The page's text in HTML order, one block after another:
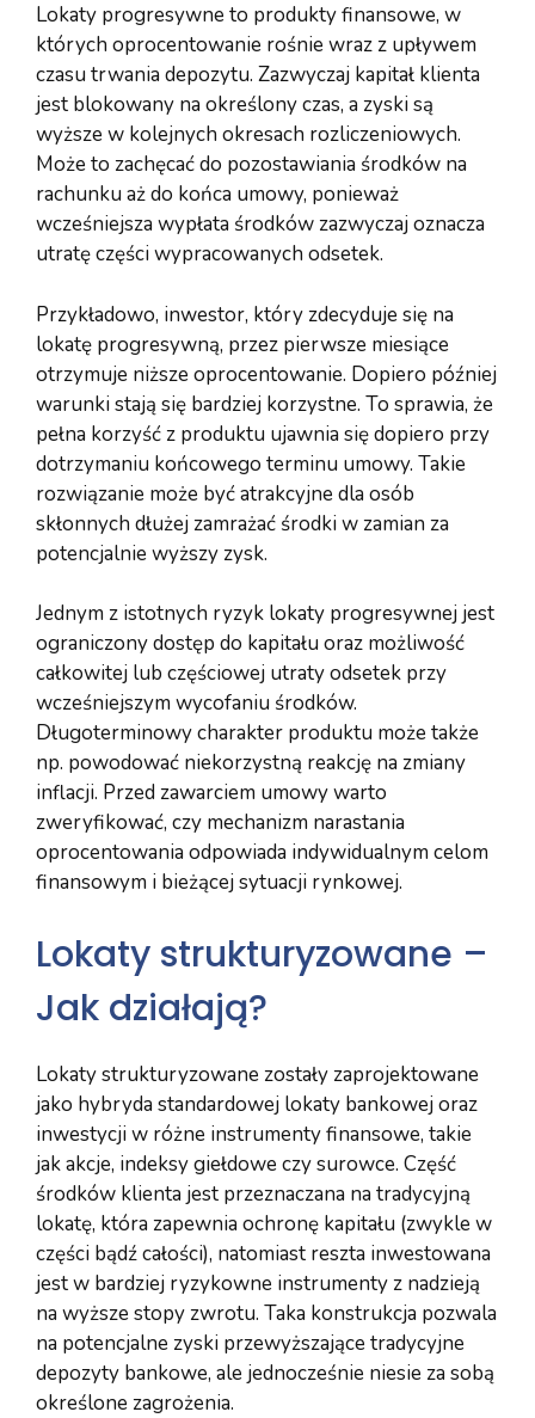
Lokaty progresywne to produkty finansowe, w
których oprocentowanie rośnie wraz z upływem
czasu trwania depozytu. Zazwyczaj kapitał klienta
jest blokowany na określony czas, a zyski są
wyższe w kolejnych okresach rozliczeniowych.
Może to zachęcać do pozostawiania środków na
rachunku aż do końca umowy, ponieważ
wcześniejsza wypłata środków zazwyczaj oznacza
utratę części wypracowanych odsetek.
Przykładowo, inwestor, który zdecyduje się na
lokatę progresywną, przez pierwsze miesiące
otrzymuje niższe oprocentowanie. Dopiero później
warunki stają się bardziej korzystne. To sprawia, że
pełna korzyść z produktu ujawnia się dopiero przy
dotrzymaniu końcowego terminu umowy. Takie
rozwiązanie może być atrakcyjne dla osób
skłonnych dłużej zamrażać środki w zamian za
potencjalnie wyższy zysk.
Jednym z istotnych ryzyk lokaty progresywnej jest
ograniczony dostęp do kapitału oraz możliwość
całkowitej lub częściowej utraty odsetek przy
wcześniejszym wycofaniu środków.
Długoterminowy charakter produktu może także
np. powodować niekorzystną reakcję na zmiany
inflacji. Przed zawarciem umowy warto
zweryfikować, czy mechanizm narastania
oprocentowania odpowiada indywidualnym celom
finansowym i bieżącej sytuacji rynkowej.
Lokaty strukturyzowane –
Jak działają?
Lokaty strukturyzowane zostały zaprojektowane
jako hybryda standardowej lokaty bankowej oraz
inwestycji w różne instrumenty finansowe, takie
jak akcje, indeksy giełdowe czy surowce. Część
środków klienta jest przeznaczana na tradycyjną
lokatę, która zapewnia ochronę kapitału (zwykle w
części bądź całości), natomiast reszta inwestowana
jest w bardziej ryzykowne instrumenty z nadzieją
na wyższe stopy zwrotu. Taka konstrukcja pozwala
na potencjalne zyski przewyższające tradycyjne
depozyty bankowe, ale jednocześnie niesie za sobą
określone zagrożenia.